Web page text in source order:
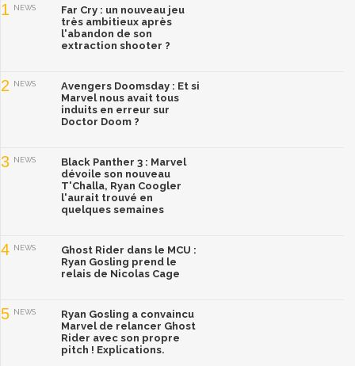
1 NEWS
Far Cry : un nouveau jeu
très ambitieux après
l'abandon de son
extraction shooter ?
2 NEWS
Avengers Doomsday : Et si
Marvel nous avait tous
induits en erreur sur
Doctor Doom ?
3 NEWS
Black Panther 3 : Marvel
dévoile son nouveau
T'Challa, Ryan Coogler
l'aurait trouvé en
quelques semaines
4 NEWS
Ghost Rider dans le MCU :
Ryan Gosling prend le
relais de Nicolas Cage
5 NEWS
Ryan Gosling a convaincu
Marvel de relancer Ghost
Rider avec son propre
pitch ! Explications.